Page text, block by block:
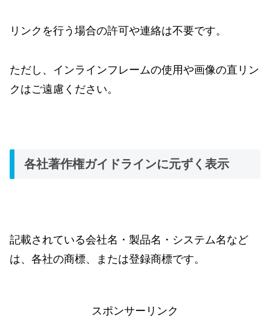
リンクを行う場合の許可や連絡は不要です。
ただし、インラインフレームの使用や画像の直リン
クはご遠慮ください。
各社著作権ガイドラインに元ずく表示
記載されている会社名・製品名・システム名など
は、各社の商標、または登録商標です。
スポンサーリンク